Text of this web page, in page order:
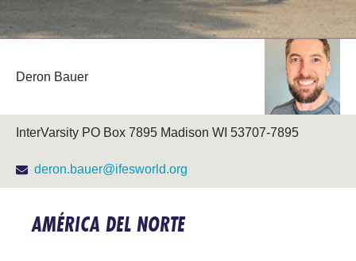
Deron Bauer
InterVarsity PO Box 7895 Madison WI 53707-7895
deron.bauer@ifesworld.org
AMÉRICA DEL NORTE